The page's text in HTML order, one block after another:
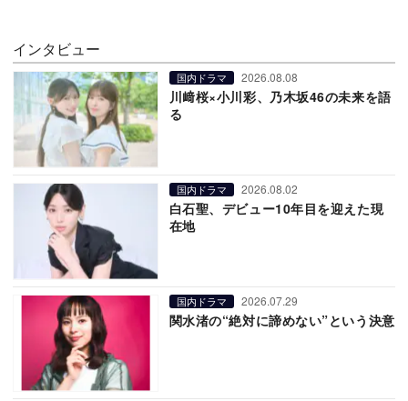
インタビュー
国内ドラマ 2026.08.08
川﨑桜×小川彩、乃木坂46の未来を語
る
国内ドラマ 2026.08.02
白石聖、デビュー10年目を迎えた現
在地
国内ドラマ 2026.07.29
関水渚の“絶対に諦めない”という決意